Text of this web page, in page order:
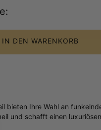
:
IN DEN WARENKORB
bieten Ihre Wahl an
und schafft einen